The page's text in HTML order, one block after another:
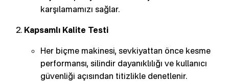
karşılamamızı sağlar.
Kapsamlı Kalite Testi
Her biçme makinesi, sevkiyattan önce kesme
performansı, silindir dayanıklılığı ve kullanıcı
güvenliği açısından titizlikle denetlenir.